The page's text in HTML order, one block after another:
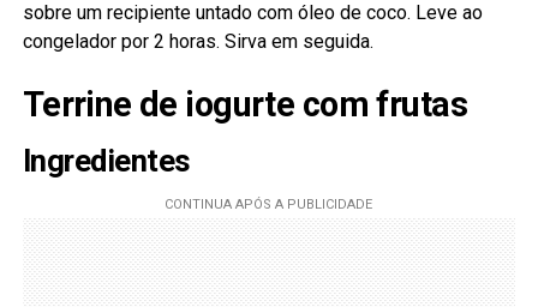
sobre um recipiente untado com óleo de coco. Leve ao
congelador por 2 horas. Sirva em seguida.
Terrine de iogurte com frutas
Ingredientes